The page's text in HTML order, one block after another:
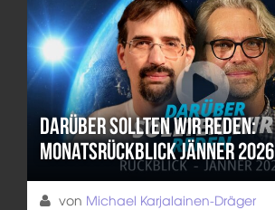
Darüber sollten wir reden:
Monatsrückblick Jänner 2026
von Michael Karjalainen-Dräger